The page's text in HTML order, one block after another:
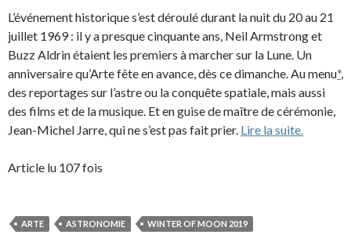
L’événement historique s’est déroulé durant la nuit du 20 au 21
juillet 1969 : il y a presque cinquante ans, Neil Armstrong et
Buzz Aldrin étaient les premiers à marcher sur la Lune. Un
anniversaire qu’Arte fête en avance, dès ce dimanche. Au menu*,
des reportages sur l’astre ou la conquête spatiale, mais aussi
des films et de la musique. Et en guise de maître de cérémonie,
Jean-Michel Jarre, qui ne s’est pas fait prier. Lire la suite.
Article lu 107 fois
ARTE ASTRONOMIE WINTER OF MOON 2019